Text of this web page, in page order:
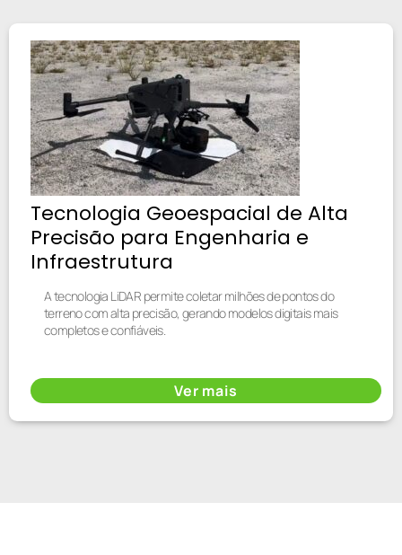
Tecnologia Geoespacial de Alta
Precisão para Engenharia e
Infraestrutura
A tecnologia LiDAR permite coletar milhões de pontos do
terreno com alta precisão, gerando modelos digitais mais
completos e confiáveis.
Ver mais